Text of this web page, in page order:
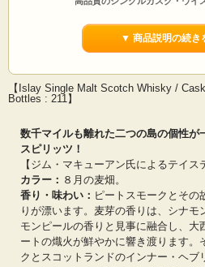
オーナー兼ディレクターのブルース・ファー
ーを収集し、味わい、楽しんできた情熱的な
で、それ以来、今日まで邁進してきました。
蒸留所を訪れて、ウイスキーに関する知識と
スやテイスティングに参加してきました。さ
試飲会にも参加して、ボトリングのためのウ
シングルカスク・モルトウイスキーのボトリ
いた企業組合が所有するウイスキーの樽をボ
きっかけに、シングルカスク・ウイスキーを
売するという夢を実現するために、2015年に
立しました。
▼ 商品説明の続き
【Islay Single Malt Scotch Whisky /
Bottles : 211】
数千マイルも離れた二つの島の個性が
スピリッツ！
【ジム・マキューアン氏によるテイス
カラー： ８月の麦畑。
香り・味わい： ピートスモークとその
りが漂います。麦芽の香りは、シナモ
モンピールの香りと見事に融合し、大
ートの熾火が鮮やかに響き渡ります。
クとスコットランドのインナー・ヘブ